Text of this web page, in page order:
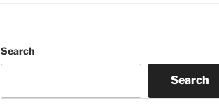
Search
Search